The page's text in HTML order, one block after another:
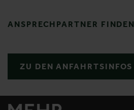
ANSPRECHPARTNER FINDEN
ZU DEN ANFAHRTSINFOS